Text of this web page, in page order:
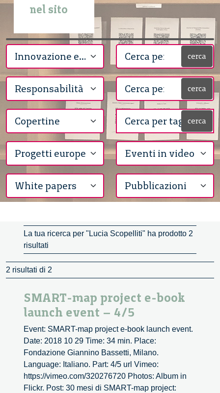
nel sito
cerca
cerca
cerca
La tua ricerca per "Lucia Scopelliti" ha prodotto 2
risultati
2 risultati di 2
SMART-map project e-book
launch event – 4/5
Event: SMART-map project e-book launch event.
Date: 2018 10 29 Time: 34 min. Place:
Fondazione Giannino Bassetti, Milano.
Language: Italiano. Part: 4/5 url Vimeo:
https://vimeo.com/320276720 Photos: Album in
Flickr. Post: 30 mesi di SMART-map project: